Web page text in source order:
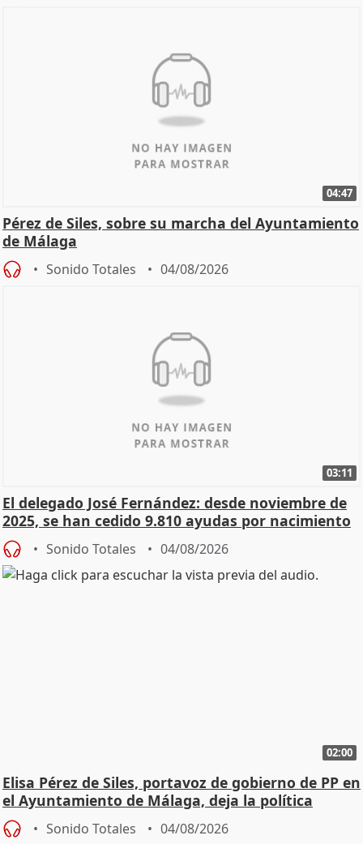
04:47
Pérez de Siles, sobre su marcha del Ayuntamiento
de Málaga
Sonido Totales 04/08/2026
03:11
El delegado José Fernández: desde noviembre de
2025, se han cedido 9.810 ayudas por nacimiento
Sonido Totales 04/08/2026
02:00
Elisa Pérez de Siles, portavoz de gobierno de PP en
el Ayuntamiento de Málaga, deja la política
Sonido Totales 04/08/2026